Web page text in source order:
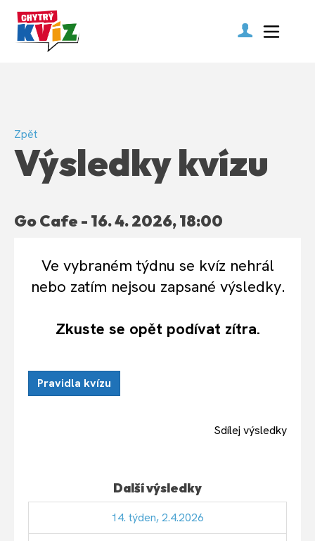
Zpět
Výsledky kvízu
Go Cafe - 16. 4. 2026, 18:00
Ve vybraném týdnu se kvíz nehrál
nebo zatím nejsou zapsané výsledky.
Zkuste se opět podívat zítra.
Pravidla kvízu
Sdílej výsledky
Další výsledky
14. týden, 2.4.2026